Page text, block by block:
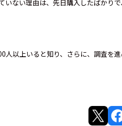
いない理由は、先日購入したばかり
人以上いると知り、さらに、調査を